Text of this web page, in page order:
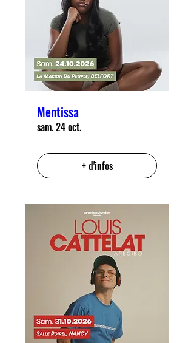
Mentissa
sam. 24 oct.
+ d'infos